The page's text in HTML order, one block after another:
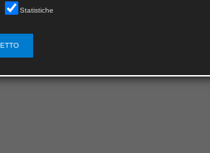
Statistiche